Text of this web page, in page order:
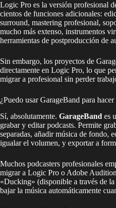
Logic Pro es la versión profesional
cientos de funciones adicionales:
surround, mastering profesional,
mucho más extenso, instrumentos
herramientas de postproducción de
Sin embargo, los proyectos de
directamente en Logic Pro, lo que
migrar a profesional sin perder
¿Puedo usar GarageBand para
Sí, absolutamente. GarageBand es
grabar y editar podcasts. Permite
separadas, añadir música de fondo,
igualar el volumen, y exportar a
Muchos podcasters profesionales
migrar a Logic Pro o Adobe
«Ducking» (disponible a través de
bajar la música automáticamente